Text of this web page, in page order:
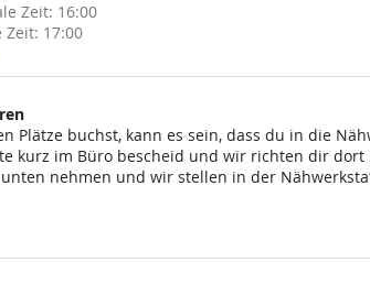
Zeit: 16:00
Zeit: 17:00
Plätze buchst, kann es sein, dass du in die
kurz im Büro bescheid und wir richten dir dort
nehmen und wir stellen in der